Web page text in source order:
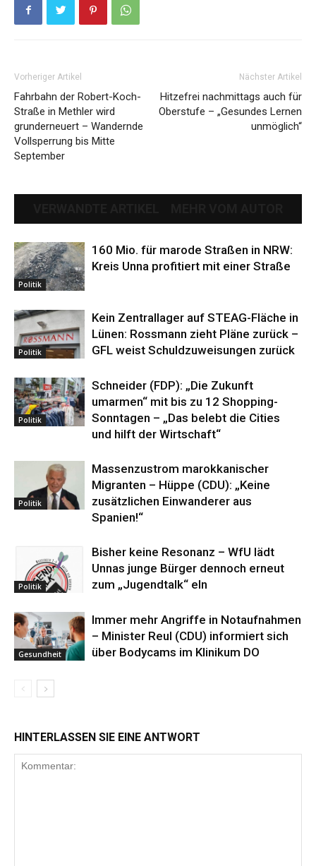
Vorheriger Artikel
Fahrbahn der Robert-Koch-
Straße in Methler wird
grunderneuert – Wandernde
Vollsperrung bis Mitte
September
Nächster Artikel
Hitzefrei nachmittags auch für
Oberstufe – „Gesundes Lernen
unmöglich“
Politik
160 Mio. für marode Straßen in NRW:
Kreis Unna profitiert mit einer Straße
Politik
Kein Zentrallager auf STEAG-Fläche in
Lünen: Rossmann zieht Pläne zurück –
GFL weist Schuldzuweisungen zurück
Politik
Schneider (FDP): „Die Zukunft
umarmen“ mit bis zu 12 Shopping-
Sonntagen – „Das belebt die Cities
und hilft der Wirtschaft“
Politik
Massenzustrom marokkanischer
Migranten – Hüppe (CDU): „Keine
zusätzlichen Einwanderer aus
Spanien!“
Politik
Bisher keine Resonanz – WfU lädt
Unnas junge Bürger dennoch erneut
zum „Jugendtalk“ eln
Gesundheit
Immer mehr Angriffe in Notaufnahmen
– Minister Reul (CDU) informiert sich
über Bodycams im Klinikum DO
HINTERLASSEN SIE EINE ANTWORT